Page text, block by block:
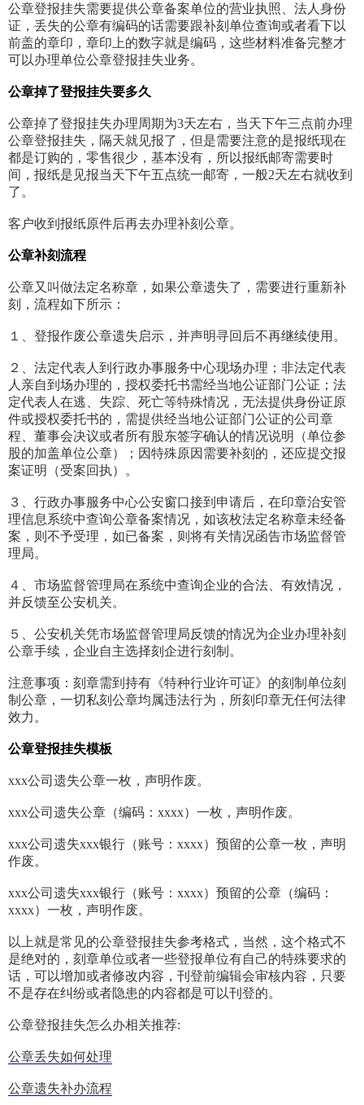
公章登报挂失需要提供公章备案单位的营业执照、法人身份
证，丢失的公章有编码的话需要跟补刻单位查询或者看下以
前盖的章印，章印上的数字就是编码，这些材料准备完整才
可以办理单位公章登报挂失业务。
公章掉了登报挂失要多久
公章掉了登报挂失办理周期为3天左右，当天下午三点前办理
公章登报挂失，隔天就见报了，但是需要注意的是报纸现在
都是订购的，零售很少，基本没有，所以报纸邮寄需要时
间，报纸是见报当天下午五点统一邮寄，一般2天左右就收到
了。
客户收到报纸原件后再去办理补刻公章。
公章补刻流程
公章又叫做法定名称章，如果公章遗失了，需要进行重新补
刻，流程如下所示：
１、登报作废公章遗失启示，并声明寻回后不再继续使用。
２、法定代表人到行政办事服务中心现场办理；非法定代表
人亲自到场办理的，授权委托书需经当地公证部门公证；法
定代表人在逃、失踪、死亡等特殊情况，无法提供身份证原
件或授权委托书的，需提供经当地公证部门公证的公司章
程、董事会决议或者所有股东签字确认的情况说明（单位参
股的加盖单位公章）；因特殊原因需要补刻的，还应提交报
案证明（受案回执）。
３、行政办事服务中心公安窗口接到申请后，在印章治安管
理信息系统中查询公章备案情况，如该枚法定名称章未经备
案，则不予受理，如已备案，则将有关情况函告市场监督管
理局。
４、市场监督管理局在系统中查询企业的合法、有效情况，
并反馈至公安机关。
５、公安机关凭市场监督管理局反馈的情况为企业办理补刻
公章手续，企业自主选择刻企进行刻制。
注意事项：刻章需到持有《特种行业许可证》的刻制单位刻
制公章，一切私刻公章均属违法行为，所刻印章无任何法律
效力。
公章登报挂失模板
xxx公司遗失公章一枚，声明作废。
xxx公司遗失公章（编码：xxxx）一枚，声明作废。
xxx公司遗失xxx银行（账号：xxxx）预留的公章一枚，声明
作废。
xxx公司遗失xxx银行（账号：xxxx）预留的公章（编码：
xxxx）一枚，声明作废。
以上就是常见的公章登报挂失参考格式，当然，这个格式不
是绝对的，刻章单位或者一些登报单位有自己的特殊要求的
话，可以增加或者修改内容，刊登前编辑会审核内容，只要
不是存在纠纷或者隐患的内容都是可以刊登的。
公章登报挂失怎么办相关推荐:
公章丢失如何处理
公章遗失补办流程